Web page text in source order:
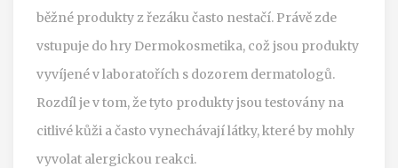
běžné produkty z řezáku často nestačí. Právě zde
vstupuje do hry Dermokosmetika, což jsou produkty
vyvíjené v laboratořích s dozorem dermatologů.
Rozdíl je v tom, že tyto produkty jsou testovány na
citlivé kůži a často vynechávají látky, které by mohly
vyvolat alergickou reakci.